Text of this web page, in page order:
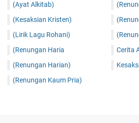
(Ayat Alkitab)
(Kesaksian Kristen)
(Lirik Lagu Rohani)
(Renungan Haria
(Renungan Harian)
(Renungan Kaum Pria)
Cerita